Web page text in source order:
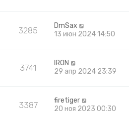
3285
DmSax
13 июн 2024 14:50
3741
IRON
29 апр 2024 23:39
3387
firetiger
20 ноя 2023 00:30